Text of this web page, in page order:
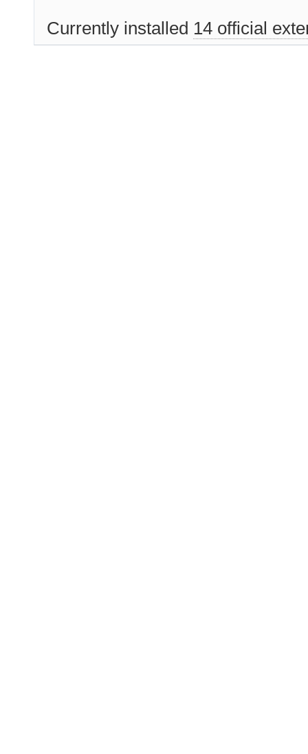
Currently installed 14 official